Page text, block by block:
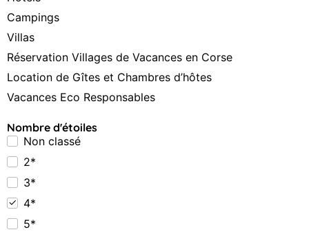
Campings
Villas
Réservation Villages de Vacances en Corse
Location de Gîtes et Chambres d’hôtes
Vacances Eco Responsables
Nombre d'étoiles
Non classé
2*
3*
4*
5*